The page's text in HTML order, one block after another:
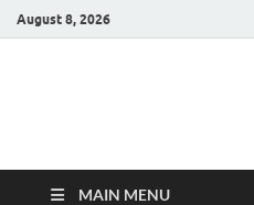
August 8, 2026
MAIN MENU